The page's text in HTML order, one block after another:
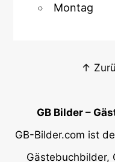
Montag
↑
GB Bilder –
GB-Bilder.com ist
Gästebuchbilder,